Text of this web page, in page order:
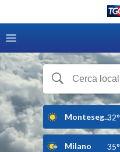
Monteseg...32°
Milano 35°